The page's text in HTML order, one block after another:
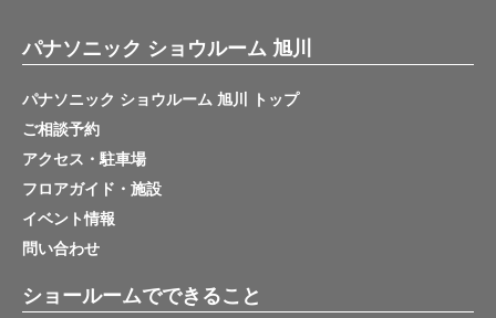
パナソニック ショウルーム 旭川
パナソニック ショウルーム 旭川 トップ
ご相談予約
アクセス・駐車場
フロアガイド・施設
イベント情報
問い合わせ
ショールームでできること